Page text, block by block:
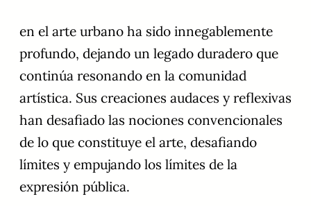
en el arte urbano ha sido innegablemente
profundo, dejando un legado duradero que
continúa resonando en la comunidad
artística. Sus creaciones audaces y reflexivas
han desafiado las nociones convencionales
de lo que constituye el arte, desafiando
límites y empujando los límites de la
expresión pública.